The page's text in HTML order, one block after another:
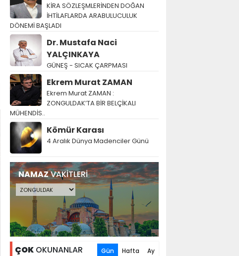
KİRA SÖZLEŞMLERİNDEN DOĞAN
İHTİLAFLARDA ARABULUCULUK
DÖNEMİ BAŞLADI
Dr. Mustafa Naci
YALÇINKAYA
GÜNEŞ - SICAK ÇARPMASI
Ekrem Murat ZAMAN
Ekrem Murat ZAMAN :
ZONGULDAK’TA BİR BELÇİKALI
MÜHENDİS..
Kömür Karası
4 Aralık Dünya Madenciler Günü
NAMAZVAKİTLERİ
ÇOK OKUNANLAR Gün Hafta Ay